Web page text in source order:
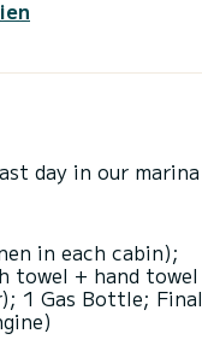
day in our marina
in each cabin);
towel + hand towel
1 Gas Bottle; Final